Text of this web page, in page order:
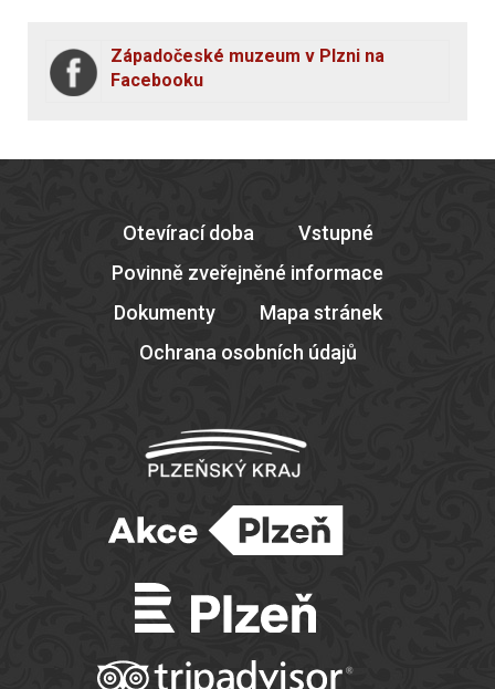
Západočeské muzeum v Plzni na
Facebooku
Otevírací doba
Vstupné
Povinně zveřejněné informace
Dokumenty
Mapa stránek
Ochrana osobních údajů